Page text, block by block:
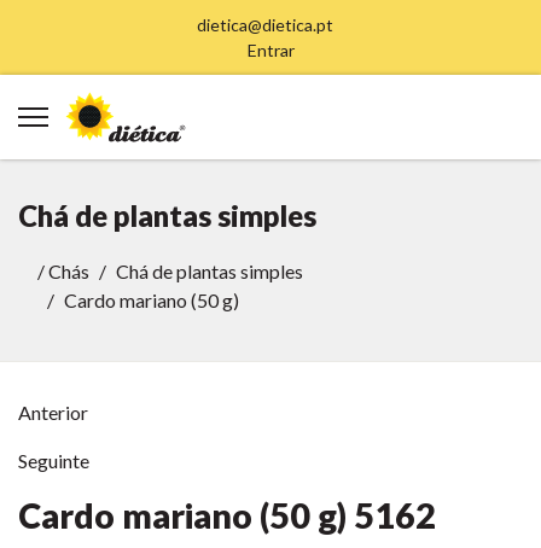
dietica@dietica.pt
Entrar
Chá de plantas simples
/Chás
Chá de plantas simples
Cardo mariano (50 g)
Anterior
Seguinte
Cardo mariano (50 g) 5162